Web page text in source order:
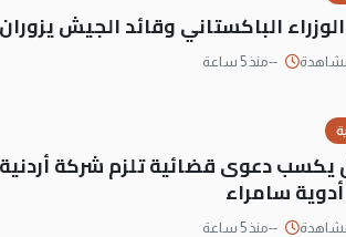
الباكستاني وقائد الجيش
--منذ 5 ساعة
يكسب دعوى قضائية تلزم شركة
سامراء
--منذ 5 ساعة